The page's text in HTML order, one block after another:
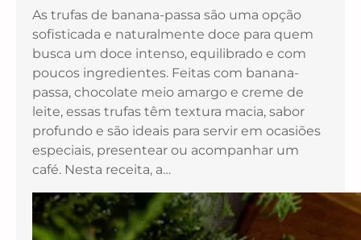
As trufas de banana-passa são uma opção
sofisticada e naturalmente doce para quem
busca um doce intenso, equilibrado e com
poucos ingredientes. Feitas com banana-
passa, chocolate meio amargo e creme de
leite, essas trufas têm textura macia, sabor
profundo e são ideais para servir em ocasiões
especiais, presentear ou acompanhar um
café. Nesta receita, a…